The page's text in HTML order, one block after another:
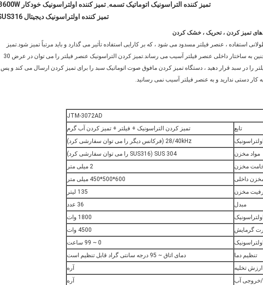
تمیز کننده التراسونیک اتوماتیک تسمه, تمیز کننده اولتراسونیک خودکار 3600W
تمیز کننده اولتراسونیک دیجیتال SUS316
تمیز کردن ، تحریک ، خشک کردن
استفاده ، عنصر فیلتر مسدود می شود ، که بر کارایی استفاده تأثیر می گذارد و باید مرتباً تمیز شود.تمیز
کردن دستی معمولی به سختی تمیز می شود و همچنین به ساختار داخلی عنصر فیلتر آسیب می رساند.تمیز کردن التراسونیک عنصر فیلتر را می توان در عرض 30
را در سبد قرار دهید ، دستگاه تمیز کردن مافوق صوت اتوماتیک سبد را برای تمیز کردن ارسال می کند و پس
دستی ندارید و به عنصر فیلتر آسیب نمی رسانید.
JTM-3072AD
تابع
تمیز کردن التراسونیک + فیلتر + تمیز کردن آب گرم
28/40kHz (فرکانس دیگر را می توان سفارشی کرد)
مواد مخزن
SUS 304 (SUS316 را می توان سفارشی کرد)
مخزن
2 میلی متر
داخلی
600*500*450 میلی متر
مخزن
135 لیتر
مبدل
36 عدد
1800 وات
گرمایش
4500 وات
0 ~ 99 ساعت
تنظیم دما
دمای اتاق ~ 95 درجه سانتی گراد قابل تنظیم است
ارزش تخلیه
آره
خروجی آب
آره